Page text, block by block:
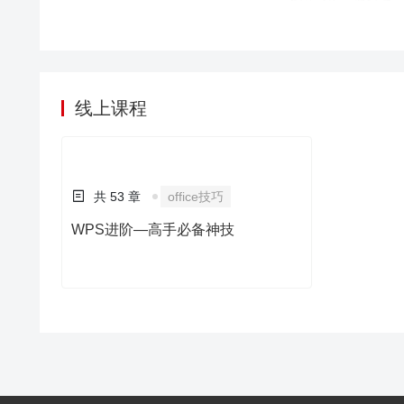
线上课程
共 53 章 office技巧
WPS进阶—高手必备神技